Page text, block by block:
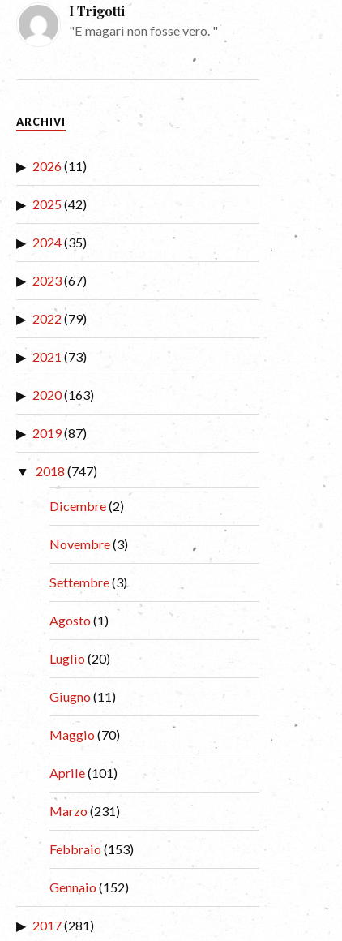
I Trigotti
"E magari non fosse vero. "
ARCHIVI
2026(11)
2025(42)
2024(35)
2023(67)
2022 (79)
2021 (73)
2020(163)
2019(87)
2018 (747)
Dicembre(2)
Novembre(3)
Settembre(3)
Agosto(1)
Luglio (20)
Giugno(11)
Maggio(70)
Aprile(101)
Marzo(231)
Febbraio(153)
Gennaio(152)
2017(281)